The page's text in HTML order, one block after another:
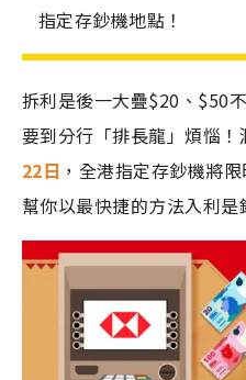
指定存鈔機地點！
拆利是後一大疊$20、$50
要到分行「排長龍」煩惱！
22日 ，全港指定存鈔機將
幫你以最快捷的方法入利是